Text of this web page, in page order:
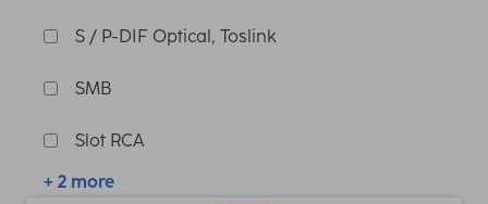
S / P-DIF Optical, Toslink
SMB
Slot RCA
+ 2 more